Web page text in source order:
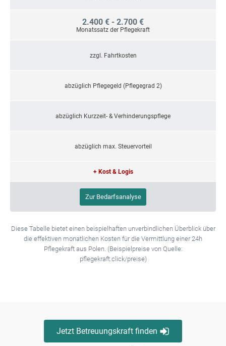
2.400 € - 2.700 €
Monatssatz der Pflegekraft
zzgl. Fahrtkosten
abzüglich Pflegegeld (Pflegegrad 2)
abzüglich Kurzzeit- & Verhinderungspflege
abzüglich max. Steuervorteil
+ Kost & Logis
Zur Bedarfsanalyse
Diese Tabelle bietet einen beispielhaften unverbindlichen Überblick über
die effektiven monatlichen Kosten für die Vermittlung einer 24h
Pflegekraft aus Polen. (Beispielpreise von Quelle:
pflegekraft.click/preise)
Jetzt Betreuungskraft finden